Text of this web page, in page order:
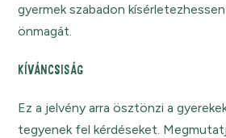
gyermek szabadon
önmagát.
KÍVÁNCSISÁG
Ez a jelvény arra ösztönzi a
tegyenek fel kérdéseket.